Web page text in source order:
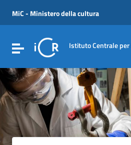
Vai al menu di navigazione
Vai al footer
MiC - Ministero della cultura
Attiva / disattiva la navigazione
Istituto Centrale